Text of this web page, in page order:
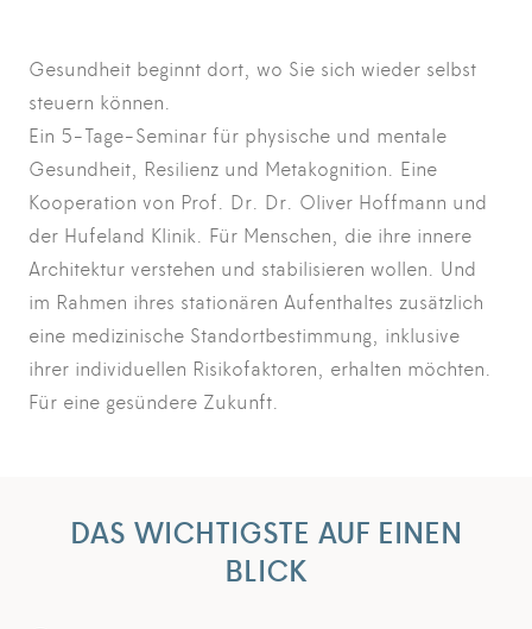
Gesundheit beginnt dort, wo Sie sich wieder selbst
steuern können.
Ein 5-Tage-Seminar für physische und mentale
Gesundheit, Resilienz und Metakognition. Eine
Kooperation von Prof. Dr. Dr. Oliver Hoffmann und
der Hufeland Klinik. Für Menschen, die ihre innere
Architektur verstehen und stabilisieren wollen. Und
im Rahmen ihres stationären Aufenthaltes zusätzlich
eine medizinische Standortbestimmung, inklusive
ihrer individuellen Risikofaktoren, erhalten möchten.
Für eine gesündere Zukunft.
DAS WICHTIGSTE AUF EINEN
BLICK